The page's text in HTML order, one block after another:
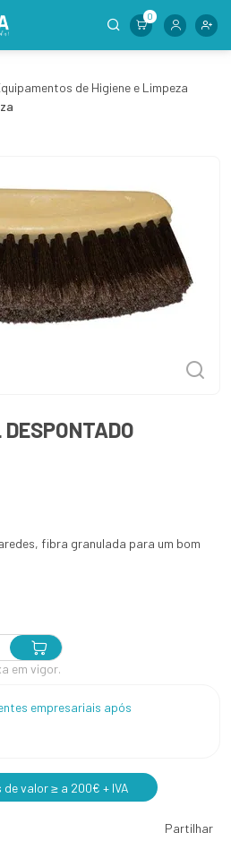
0
de Higiene e Limpeza
fibra granulada para um bom
em vigor.
empresariais após
de valor ≥ a 200€ + IVA
Partilhar